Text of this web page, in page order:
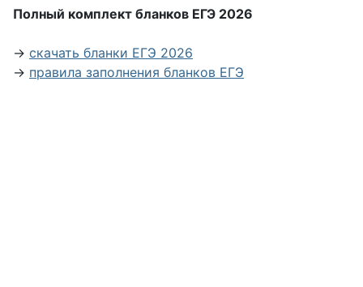
Полный комплект бланков ЕГЭ 2026
→ скачать бланки ЕГЭ 2026
→ правила заполнения бланков ЕГЭ